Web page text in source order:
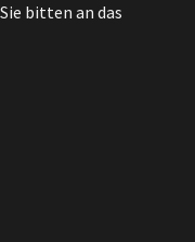
bitten an das